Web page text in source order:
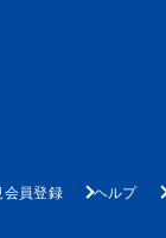
会員登録 ヘルプ